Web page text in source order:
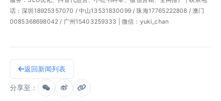
话：深圳18925357070 / 中山13531830099 / 珠海17765222808 / 澳门
0085368698042 / 广州15403259333 | 微信：yuki_chan
返回新闻列表
分享至：